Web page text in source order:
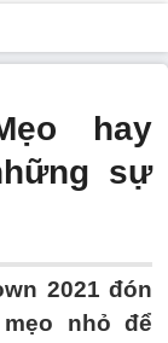
hay
sự
2021 đón
nhỏ để